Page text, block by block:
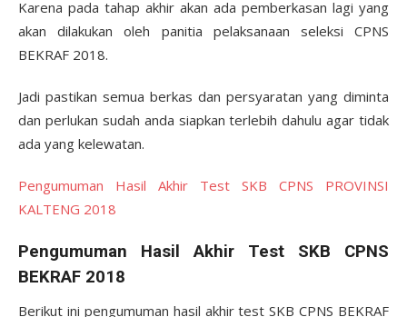
Karena pada tahap akhir akan ada pemberkasan lagi yang
akan dilakukan oleh panitia pelaksanaan seleksi CPNS
BEKRAF 2018.
Jadi pastikan semua berkas dan persyaratan yang diminta
dan perlukan sudah anda siapkan terlebih dahulu agar tidak
ada yang kelewatan.
Pengumuman Hasil Akhir Test SKB CPNS PROVINSI
KALTENG 2018
Pengumuman Hasil Akhir Test SKB CPNS
BEKRAF 2018
Berikut ini pengumuman hasil akhir test SKB CPNS BEKRAF